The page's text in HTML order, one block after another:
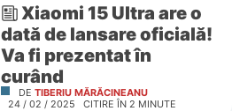
Xiaomi 15 Ultra are o
dată de lansare oficială!
Va fi prezentat în
curând
DE TIBERIU MĂRĂCINEANU
24 / 02 / 2025
CITIRE ÎN 2 MINUTE